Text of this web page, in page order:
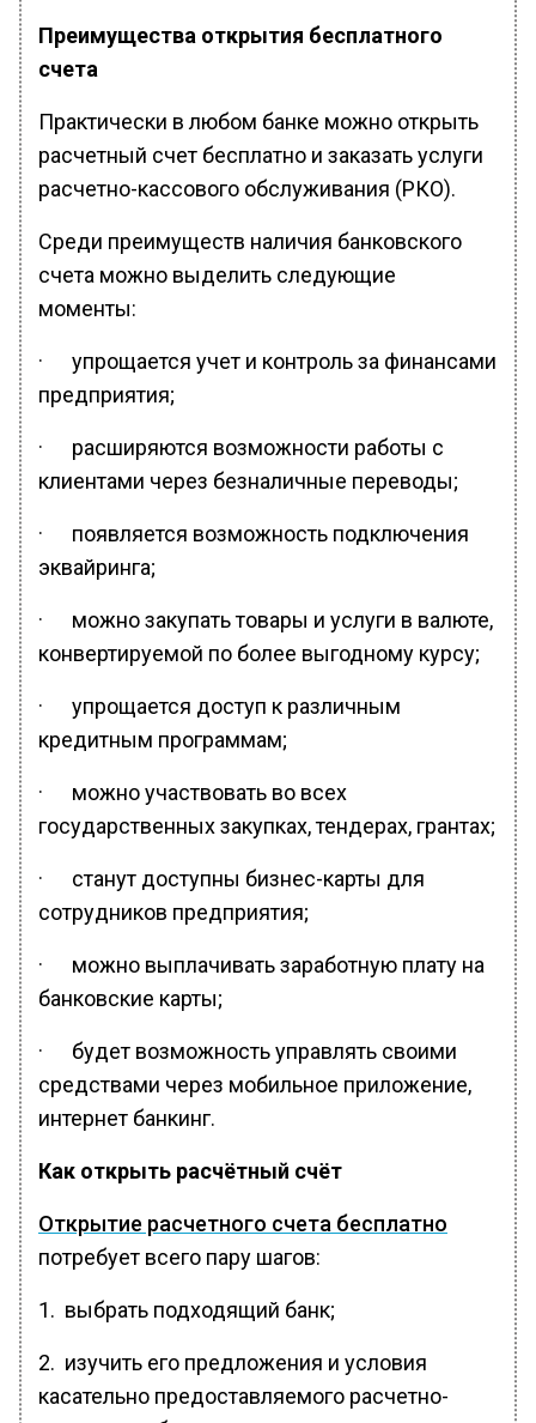
Преимущества открытия бесплатного
счета
Практически в любом банке можно открыть
расчетный счет бесплатно и заказать услуги
расчетно-кассового обслуживания (РКО).
Среди преимуществ наличия банковского
счета можно выделить следующие
моменты:
· упрощается учет и контроль за финансами
предприятия;
· расширяются возможности работы с
клиентами через безналичные переводы;
· появляется возможность подключения
эквайринга;
· можно закупать товары и услуги в валюте,
конвертируемой по более выгодному курсу;
· упрощается доступ к различным
кредитным программам;
· можно участвовать во всех
государственных закупках, тендерах, грантах;
· станут доступны бизнес-карты для
сотрудников предприятия;
· можно выплачивать заработную плату на
банковские карты;
· будет возможность управлять своими
средствами через мобильное приложение,
интернет банкинг.
Как открыть расчётный счёт
Открытие расчетного счета бесплатно
потребует всего пару шагов:
1. выбрать подходящий банк;
2. изучить его предложения и условия
касательно предоставляемого расчетно-